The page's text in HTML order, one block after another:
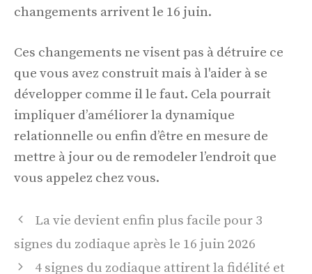
changements arrivent le 16 juin.
Ces changements ne visent pas à détruire ce
que vous avez construit mais à l'aider à se
développer comme il le faut. Cela pourrait
impliquer d’améliorer la dynamique
relationnelle ou enfin d’être en mesure de
mettre à jour ou de remodeler l’endroit que
vous appelez chez vous.
Navigation
des
La vie devient enfin plus facile pour 3
signes du zodiaque après le 16 juin 2026
4 signes du zodiaque attirent la fidélité et